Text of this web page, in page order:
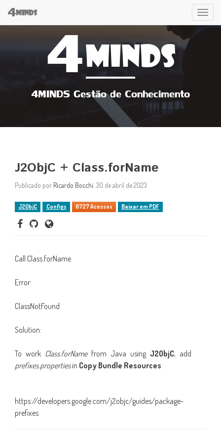
4MINDS 4MINDS
4MINDS Gestão de Conhecimento
J2ObjC + Class.forName
Publicado por Ricardo Bocchi, 30 de abril de 2023
J2ObjC Configs 6727 Acessos Baixar em PDF
Call Class.forName
Error:
ClassNotFound
Solution:
To work Class.forNamefrom Java using J2ObjC, add
prefixes.propertiesin Copy Bundle Resources
https://developers.google.com/j2objc/guides/package-
prefixes